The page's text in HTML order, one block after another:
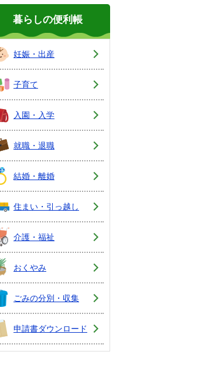
暮らしの便利帳
妊娠・出産
子育て
入園・入学
就職・退職
結婚・離婚
住まい・引っ越し
介護・福祉
おくやみ
ごみの分別・収集
申請書ダウンロード